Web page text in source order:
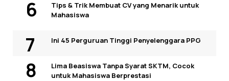
Tips & Trik Membuat CV yang Menarik untuk
Mahasiswa
Ini 45 Perguruan Tinggi Penyelenggara PPG
Lima Beasiswa Tanpa Syarat SKTM, Cocok
untuk Mahasiswa Berprestasi